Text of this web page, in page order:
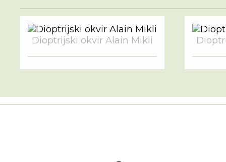
Dioptrijski okvir Alain Mikli